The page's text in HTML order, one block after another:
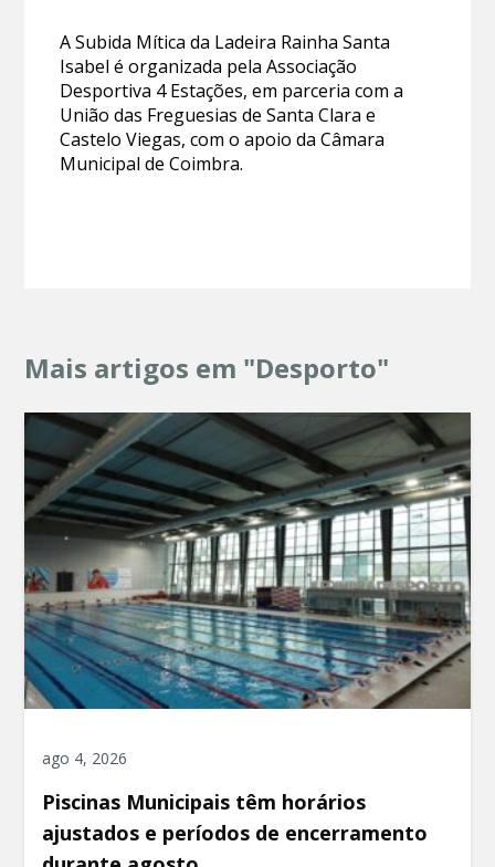
A Subida Mítica da Ladeira Rainha Santa
Isabel é organizada pela Associação
Desportiva 4 Estações, em parceria com a
União das Freguesias de Santa Clara e
Castelo Viegas, com o apoio da Câmara
Municipal de Coimbra.
Mais artigos em "Desporto"
ago 4, 2026
Piscinas Municipais têm horários
ajustados e períodos de encerramento